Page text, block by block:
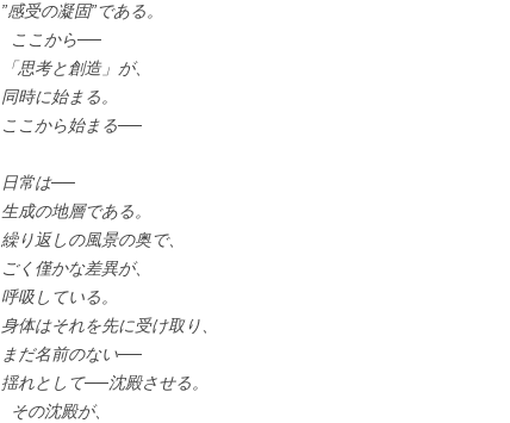
”感受の凝固”である。
ここから──
「思考と創造」が、
同時に始まる。
ここから始まる──
日常は──
生成の地層である。
繰り返しの風景の奥で、
ごく僅かな差異が、
呼吸している。
身体はそれを先に受け取り、
まだ名前のない──
揺れとして──沈殿させる。
その沈殿が、